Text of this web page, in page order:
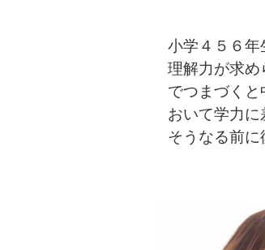
小学４５６
理解力が求
でつまづく
おいて学力に
そうなる前に